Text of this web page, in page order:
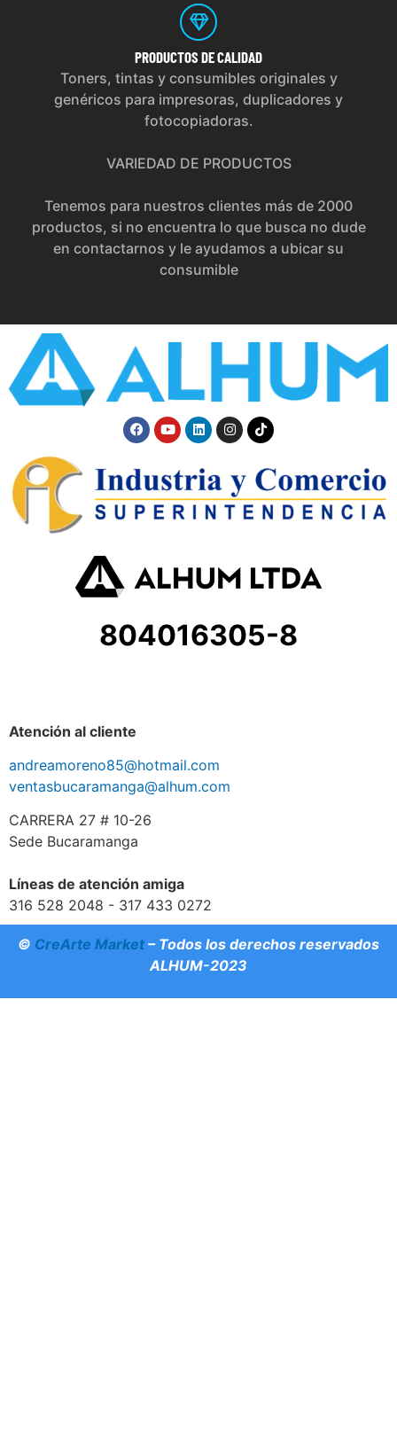
PRODUCTOS DE CALIDAD
Toners, tintas y consumibles originales y
genéricos para impresoras, duplicadores y
fotocopiadoras.
VARIEDAD DE PRODUCTOS
Tenemos para nuestros clientes más de 2000
productos, si no encuentra lo que busca no dude
en contactarnos y le ayudamos a ubicar su
consumible
804016305-8
Atención al cliente
andreamoreno85@hotmail.com
ventasbucaramanga@alhum.com
CARRERA 27 # 10-26
Sede Bucaramanga
Líneas de atención amiga
316 528 2048 - 317 433 0272
© CreArte Market – Todos los derechos reservados
ALHUM-2023